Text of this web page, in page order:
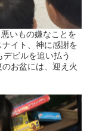
いもの嫌なことを
イト、神に感謝を
デビルを追い払う
のお盆には、迎え火